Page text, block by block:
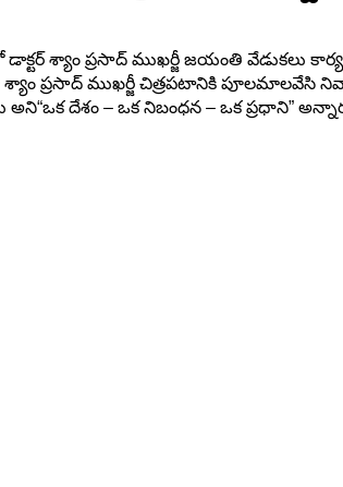
శ్యాం ప్రసాద్ ముఖర్జీ జయంతి వేడుకలు
ప్రసాద్ ముఖర్జీ చిత్రపటానికి పూలమాలవేసి
దేశం – ఒక నిబంధన – ఒక ప్రధాని”